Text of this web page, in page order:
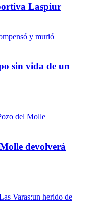
Laspiur
sin vida de un
devolverá